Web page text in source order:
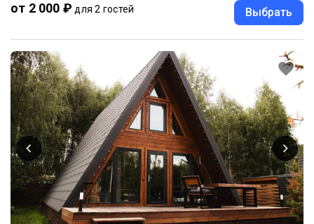
от 2 000 ₽ для 2 гостей Выбрать